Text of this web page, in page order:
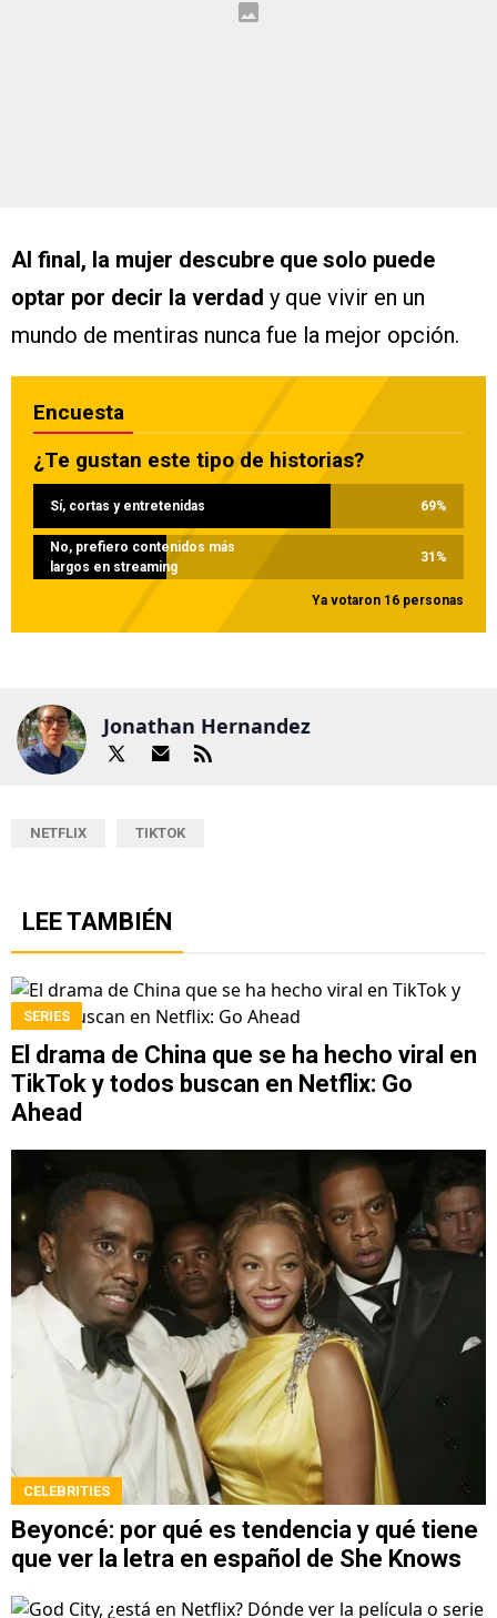
Al final, la mujer descubre que solo puede
optar por decir la verdad y que vivir en un
mundo de mentiras nunca fue la mejor opción.
Encuesta
¿Te gustan este tipo de historias?
Sí, cortas y entretenidas 69%
No, prefiero contenidos más
largos en streaming
31 %
Ya votaron 16 personas
Jonathan Hernandez
NETFLIX TIKTOK
LEE TAMBIÉN
SERIES
El drama de China que se ha hecho viral en
TikTok y todos buscan en Netflix: Go
Ahead
CELEBRITIES
Beyoncé: por qué es tendencia y qué tiene
que ver la letra en español de She Knows